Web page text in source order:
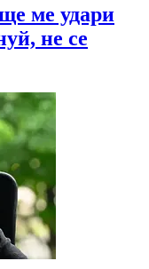
ме удари
не се